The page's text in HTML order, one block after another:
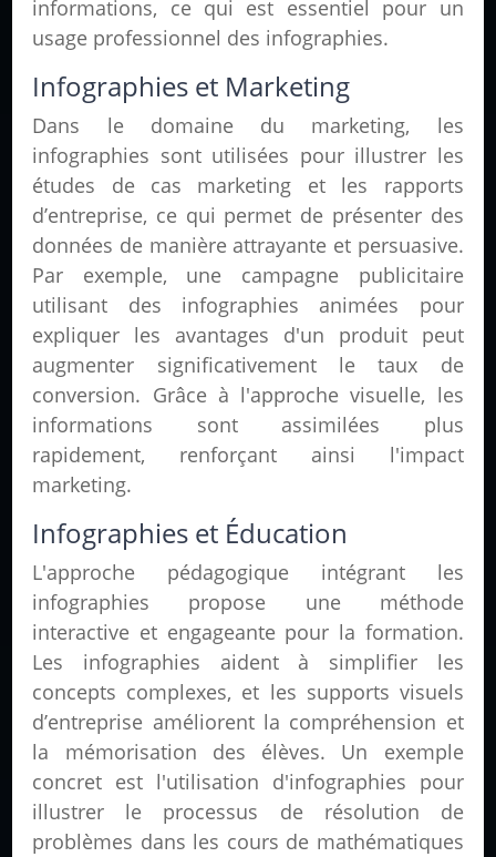
informations, ce qui est essentiel pour un
usage professionnel des infographies.
Infographies et Marketing
Dans le domaine du marketing, les
infographies sont utilisées pour illustrer les
études de cas marketing et les rapports
d’entreprise, ce qui permet de présenter des
données de manière attrayante et persuasive.
Par exemple, une campagne publicitaire
utilisant des infographies animées pour
expliquer les avantages d'un produit peut
augmenter significativement le taux de
conversion. Grâce à l'approche visuelle, les
informations sont assimilées plus
rapidement, renforçant ainsi l'impact
marketing.
Infographies et Éducation
L'approche pédagogique intégrant les
infographies propose une méthode
interactive et engageante pour la formation.
Les infographies aident à simplifier les
concepts complexes, et les supports visuels
d’entreprise améliorent la compréhension et
la mémorisation des élèves. Un exemple
concret est l'utilisation d'infographies pour
illustrer le processus de résolution de
problèmes dans les cours de mathématiques